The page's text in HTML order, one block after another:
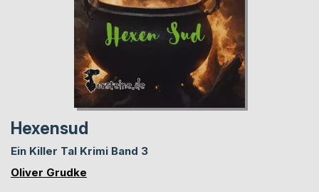
Hexensud
Ein Killer Tal Krimi Band 3
Oliver Grudke